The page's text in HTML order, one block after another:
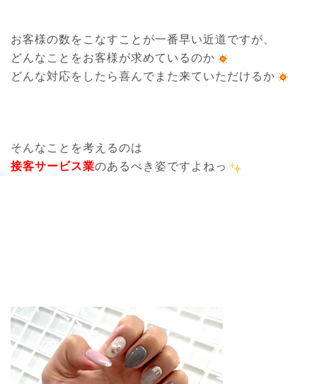
お客様の数をこなすことが一番早い近道ですが、
どんなことをお客様が求めているのか
どんな対応をしたら喜んでまた来ていただけるか
そんなことを考えるのは
接客サービス業のあるべき姿ですよねっ